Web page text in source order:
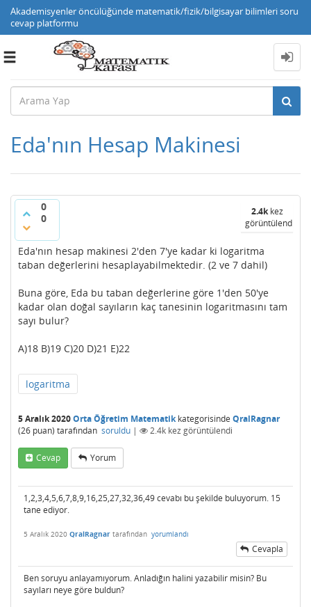
Akademisyenler öncülüğünde matematik/fizik/bilgisayar bilimleri soru
cevap platformu
Toggle
Eda'nın Hesap Makinesi
0
0
2.4kkez
görüntülendi
Eda'nın hesap makinesi 2'den 7'ye kadar ki logaritma
taban değerlerini hesaplayabilmektedir. (2 ve 7 dahil)
Buna göre, Eda bu taban değerlerine göre 1'den 50'ye
kadar olan doğal sayıların kaç tanesinin logaritmasını tam
sayı bulur?
A)18 B)19 C)20 D)21 E)22
logaritma
5 Aralık 2020Orta Öğretim Matematikkategorisinde QralRagnar
(26 puan) tarafından soruldu | 2.4k kez görüntülendi
Cevap Yorum
1,2,3,4,5,6,7,8,9,16,25,27,32,36,49 cevabı bu şekilde buluyorum. 15
tane ediyor.
5 Aralık 2020 QralRagnar tarafından yorumlandı
Cevapla
Ben soruyu anlayamıyorum. Anladığın halini yazabilir misin? Bu
sayıları neye göre buldun?